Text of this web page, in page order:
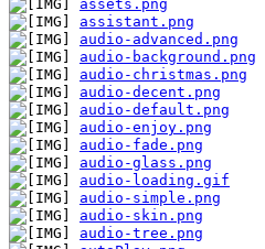
assets.png
assistant.png
audio-advanced.png
audio-background.png
audio-christmas.png
audio-decent.png
audio-default.png
audio-enjoy.png
audio-fade.png
audio-glass.png
audio-loading.gif
audio-simple.png
audio-skin.png
audio-tree.png